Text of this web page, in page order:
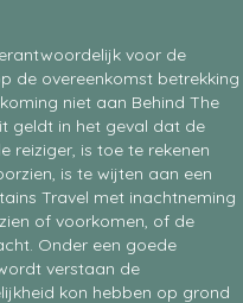
voor de
de overeenkomst betrekking
niet aan Behind The
geldt in het geval dat de
reiziger, is toe te rekenen
is te wijten aan een
Travel met inachtneming
of voorkomen, of de
Onder een goede
verstaan de
kon hebben op grond